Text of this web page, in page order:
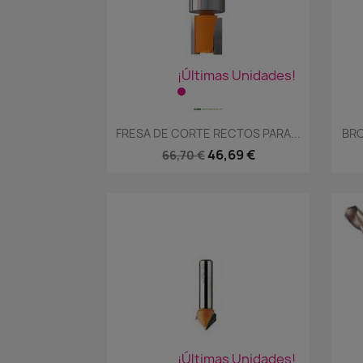
¡Últimas Unidades!
Vista rápida
FRESA DE CORTE RECTOS PARA...
66,70 € 46,69 €
¡Últimas Unidades!